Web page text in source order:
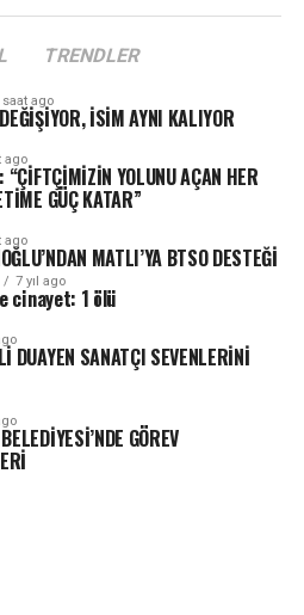
TRENDLER
saat ago
İSİM AYNI KALIYOR
ago
“ÇİFTÇİMİZİN YOLUNU AÇAN HER
GÜÇ KATAR”
ago
MATLI’YA BTSO DESTEĞİ
7 yıl ago
cinayet: 1 ölü
DUAYEN SANATÇI SEVENLERİNİ
GÖREV